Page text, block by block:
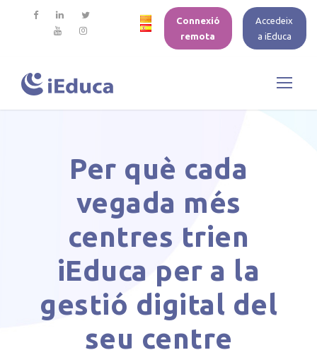
Connexió
remota
Accedeix
a iEduca
Per què cada
vegada més
centres trien
iEduca per a la
gestió digital del
seu centre